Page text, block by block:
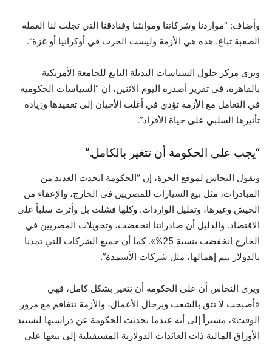
وأضاف: “مواردنا وشركاتنا وموانئنا وفنادقنا التي تجلب لنا العملة
الصعبة تباع. هذه هي الأزمة وليست الحرب في أوكرانيا أو غزة”.
ويرى مركز حلول السياسات البديلة التابع للجامعة الأمريكية
بالقاهرة، في تقرير أصدره اليوم الاثنين، أن “السياسات الحكومية
في التعامل مع الأزمة تؤدي في أغلب الأحيان إلى تعقيدها وزيادة
تأثيرها السلبي على حياة الأفراد”.
“يجب على الحكومة أن تتغير بالكامل.”
ويقول النحاس لموقع الحرة، إن “الحكومة اتخذت العديد من
المبادرات، مثل بيع السيارات للمصريين في الخارج، والإعفاء من
الجيش وغيرها، وتقليل الواردات. وكلها فشلت بل وأثرت سلباً على
الاقتصاد. والدليل أن صادراتنا انخفضت، وتحويلات المصريين في
الخارج انخفضت بنسبة 25%». كما أن جميع الشركات التي تمدنا
بالدولار يتم إهمالها، مثل شركات الأسمدة”.
ويرى النحاس أن على الحكومة أن تتغير بشكل كامل، فهي
«أصبحت لا تثق بالشعب وبرجال الأعمال، والأزمة تتفاقم مع مرور
الوقت»، مشيراً إلى أنه عندما تحدثت الحكومة عن دراستها لتسنيد
الأوراق المالية ذات العائدات الدولارية المستقبلية إلى بيعها على